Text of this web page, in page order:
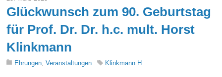
Glückwunsch zum 90. Geburtstag
für Prof. Dr. Dr. h.c. mult. Horst
Klinkmann
Ehrungen,Veranstaltungen Klinkmann.H